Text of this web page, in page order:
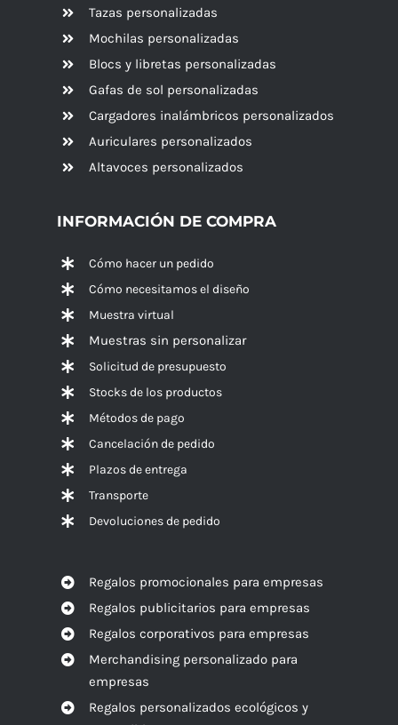
Tazas personalizadas
Mochilas personalizadas
Blocs y libretas personalizadas
Gafas de sol personalizadas
Cargadores inalámbricos personalizados
Auriculares personalizados
Altavoces personalizados
INFORMACIÓN DE COMPRA
Cómo hacer un pedido
Cómo necesitamos el diseño
Muestra virtual
Muestras sin personalizar
Solicitud de presupuesto
Stocks de los productos
Métodos de pago
Cancelación de pedido
Plazos de entrega
Transporte
Devoluciones de pedido
Regalos promocionales para empresas
Regalos publicitarios para empresas
Regalos corporativos para empresas
Merchandising personalizado para
empresas
Regalos personalizados ecológicos y